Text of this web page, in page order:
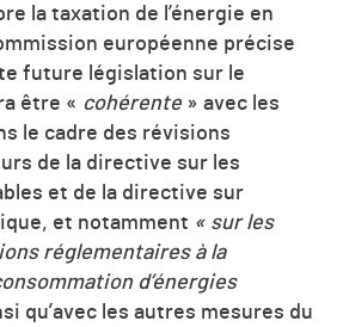
la taxation de l’énergie en
européenne précise
future législation sur le
être « cohérente » avec les
le cadre des révisions
de la directive sur les
et de la directive sur
et notamment « sur les
réglementaires à la
d’énergies
qu’avec les autres mesures du